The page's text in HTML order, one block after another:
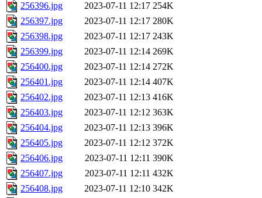
256396.jpg
2023-07-11 12:17 254K
256397.jpg
2023-07-11 12:17 280K
256398.jpg
2023-07-11 12:17 243K
256399.jpg
2023-07-11 12:14 269K
256400.jpg
2023-07-11 12:14 272K
256401.jpg
2023-07-11 12:14 407K
256402.jpg
2023-07-11 12:13 416K
256403.jpg
2023-07-11 12:12 363K
256404.jpg
2023-07-11 12:13 396K
256405.jpg
2023-07-11 12:12 372K
256406.jpg
2023-07-11 12:11 390K
256407.jpg
2023-07-11 12:11 432K
256408.jpg
2023-07-11 12:10 342K